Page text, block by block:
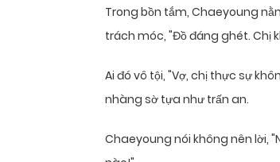
Trong bồn tắm, Chaeyoung
trách móc, "Đồ đáng ghét. Chị
Ai đó vô tội, "Vợ, chị thực sự
nhàng sờ tựa như trấn an.
Chaeyoung nói không nên lời,